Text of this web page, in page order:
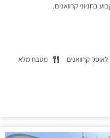
בחניוני קרוואנים.
קרוואנים
מטבח מלא